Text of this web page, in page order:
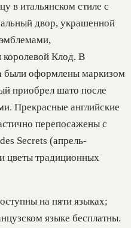
в итальянском стиле с
двор, украшенной
Клод. В
были оформлены маркизом
приобрел шато после
Прекрасные английские
перепосажены с
Secrets (апрель-
цветы традиционных
на пяти языках;
языке бесплатны.